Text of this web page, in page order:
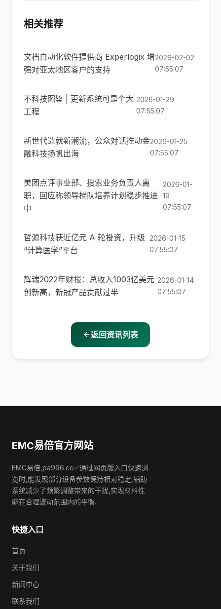
相关推荐
文档自动化软件提供商 Experlogix 增
强对亚太地区客户的支持
2026-02-02
07:55:07
不科技图鉴 | 更新系统可是个大
工程
2026-01-29
07:55:07
新世代造就新潮流，公众对话推动金
融科技扬帆出海
2026-01-25
07:55:07
美团点评事业部、搜索业务负责人离
职，回应称领导梯队培养计划稳步推进
中
2026-01-
19
07:55:07
哲源科技获近亿元 A 轮投资，升级
“计算医学”平台
2026-01-15
07:55:07
辉瑞2022年财报：总收入1003亿美元
创新高，新冠产品贡献过半
2026-01-14
07:55:07
返回资讯列表
EMC易倍官方网站
EMC易倍,pa996.cc✅通过网页版入口快速浏
览时,能发现部分设备参数保持相对稳定,辅助
系统减少了频繁调整带来的干扰,实现材料性
能在合理波动范围内的平衡.
快捷入口
首页
关于我们
新闻中心
联系我们